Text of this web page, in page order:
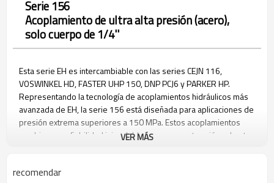
Serie 156
Acoplamiento de ultra alta presión (acero),
solo cuerpo de 1/4''
Esta serie EH es intercambiable con las series CEJN 116,
VOSWINKEL HD, FASTER UHP 150, DNP PCJ6 y PARKER HP.
Representando la tecnología de acoplamientos hidráulicos más
avanzada de EH, la serie 156 está diseñada para aplicaciones de
presión extrema superiores a 150 MPa. Estos acoplamientos
combinan una fiabilidad inigualable con una construcción robusta,
operaciones críticas, la serie 156 ofrece un rendimiento
VER MÁS
recomendar